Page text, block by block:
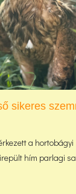
sikeres
a
hím parlagi